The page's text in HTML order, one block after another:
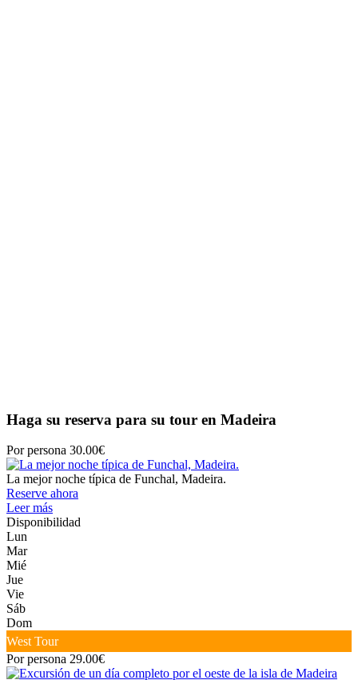
Haga su reserva para su tour en Madeira
Por persona 30.00€
La mejor noche típica de Funchal, Madeira.
Reserve ahora
Leer más
Disponibilidad
Lun
Mar
Mié
Jue
Vie
Sáb
Dom
West Tour
Por persona 29.00€